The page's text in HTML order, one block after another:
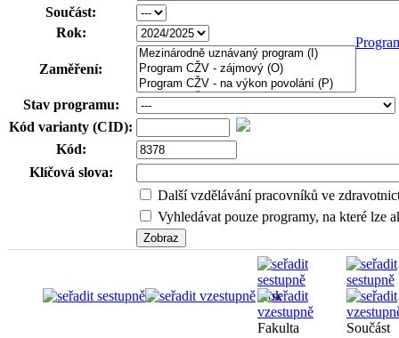
Součást:
Rok:
Zaměření:
Stav programu:
Kód varianty (CID):
Kód:
Klíčová slova:
Další vzdělávání pracovníků ve
Vyhledávat pouze programy, na které lze
Rok
Fakulta Součást